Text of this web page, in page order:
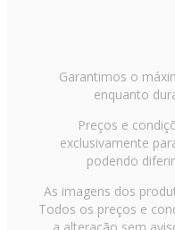
Garantimos o
enquanto
Preços e
exclusivamente
podendo
As imagens dos
Todos os preços e